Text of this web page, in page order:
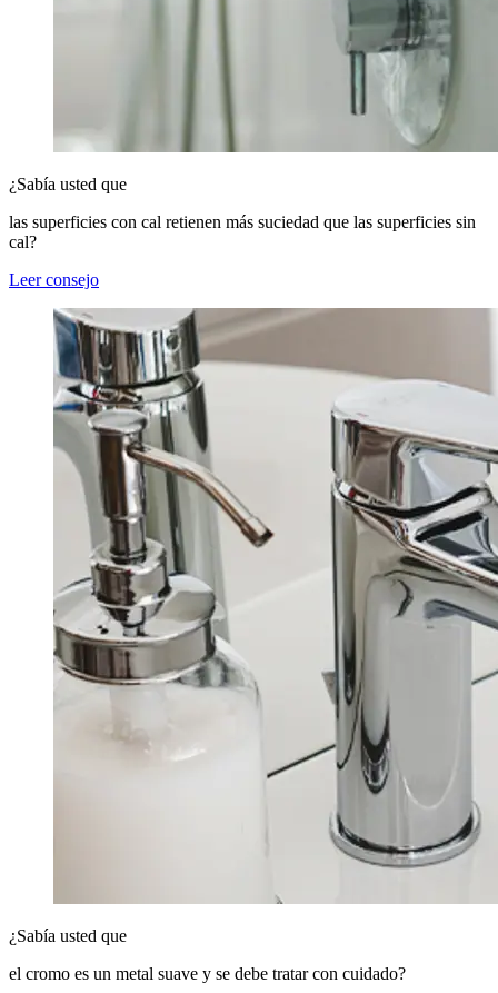
¿Sabía usted que
las superficies con cal retienen más suciedad que las superficies sin
cal?
Leer consejo
¿Sabía usted que
el cromo es un metal suave y se debe tratar con cuidado?